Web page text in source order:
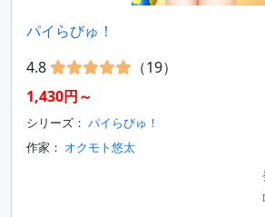
パイらびゅ！
4.8
（19）
1,430円～
シリーズ： パイらびゅ！
作家： オクモト悠太